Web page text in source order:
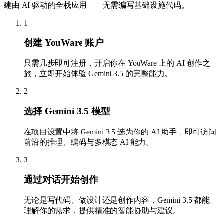
建由 AI 驱动的全栈应用——无需编写基础设施代码。
1
创建 YouWare 账户
只需几步即可注册，开启你在 YouWare 上的 AI 创作之
旅，立即开始体验 Gemini 3.5 的完整能力。
2
选择 Gemini 3.5 模型
在项目设置中将 Gemini 3.5 选为你的 AI 助手，即可访问
前沿的推理、编码与多模态 AI 能力。
3
通过对话开始创作
无论是写代码、做设计还是创作内容，Gemini 3.5 都能
理解你的需求，提供精准的智能协助与建议。